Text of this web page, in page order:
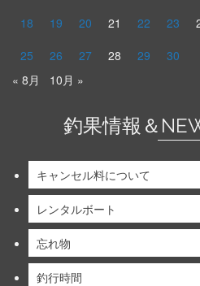
18
19 20 21 22 23
25
26 27 28 29
30
« 8月
10月 »
釣果情報＆
キャンセル料について
レンタルボート
忘れ物
釣行時間